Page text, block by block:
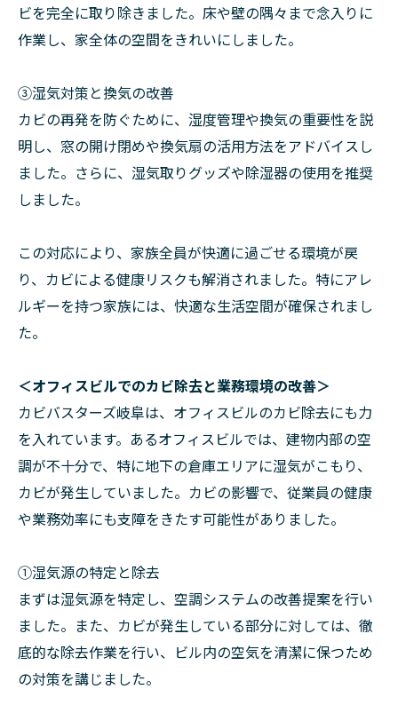
ビを完全に取り除きました。床や壁の隅々まで念入りに
作業し、家全体の空間をきれいにしました。
➂湿気対策と換気の改善
カビの再発を防ぐために、湿度管理や換気の重要性を説
明し、窓の開け閉めや換気扇の活用方法をアドバイスし
ました。さらに、湿気取りグッズや除湿器の使用を推奨
しました。
この対応により、家族全員が快適に過ごせる環境が戻
り、カビによる健康リスクも解消されました。特にアレ
ルギーを持つ家族には、快適な生活空間が確保されまし
た。
＜オフィスビルでのカビ除去と業務環境の改善＞
カビバスターズ岐阜は、オフィスビルのカビ除去にも力
を入れています。あるオフィスビルでは、建物内部の空
調が不十分で、特に地下の倉庫エリアに湿気がこもり、
カビが発生していました。カビの影響で、従業員の健康
や業務効率にも支障をきたす可能性がありました。
①湿気源の特定と除去
まずは湿気源を特定し、空調システムの改善提案を行い
ました。また、カビが発生している部分に対しては、徹
底的な除去作業を行い、ビル内の空気を清潔に保つため
の対策を講じました。